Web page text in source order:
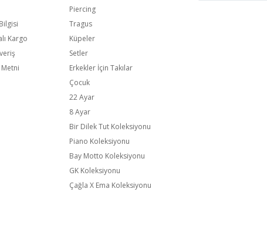
Kargo
Piercing
Tragus
Küpeler
Setler
Erkekler İçin Takılar
Çocuk
22 Ayar
8 Ayar
Bir Dilek Tut Koleksiyonu
Piano Koleksiyonu
Bay Motto Koleksiyonu
GK Koleksiyonu
Çağla X Ema Koleksiyonu